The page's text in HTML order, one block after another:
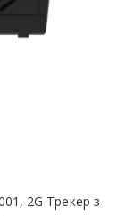
2G Трекер з